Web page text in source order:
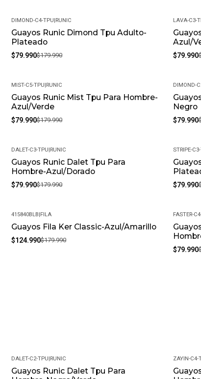
-56%
DIMOND-C4-TPU|RUNIC
Guayos Runic Dimond Tpu Adulto-
Plateado
$79.990$179.990
-56%
LAVA-C3-
Azul/
$79.990
-56%
MIST-C5-TPU|RUNIC
Guayos Runic Mist Tpu Para Hombre-
Azul/Verde
$79.990$179.990
-56%
DIMOND-
Negro
$79.990
-56%
DALET-C3-TPU|RUNIC
Guayos Runic Dalet Tpu Para
Hombre-Azul/Dorado
$79.990$179.990
-56%
STRIPE-
$79.990
-31%
415840BLB|FILA
Guayos Fila Ker Classic-Azul/Amarillo
$124.990$179.990
-56%
FASTER-
$79.990
-56%
DALET-C2-TPU|RUNIC
Guayos Runic Dalet Tpu Para
-56%
ZAYIN-C4-